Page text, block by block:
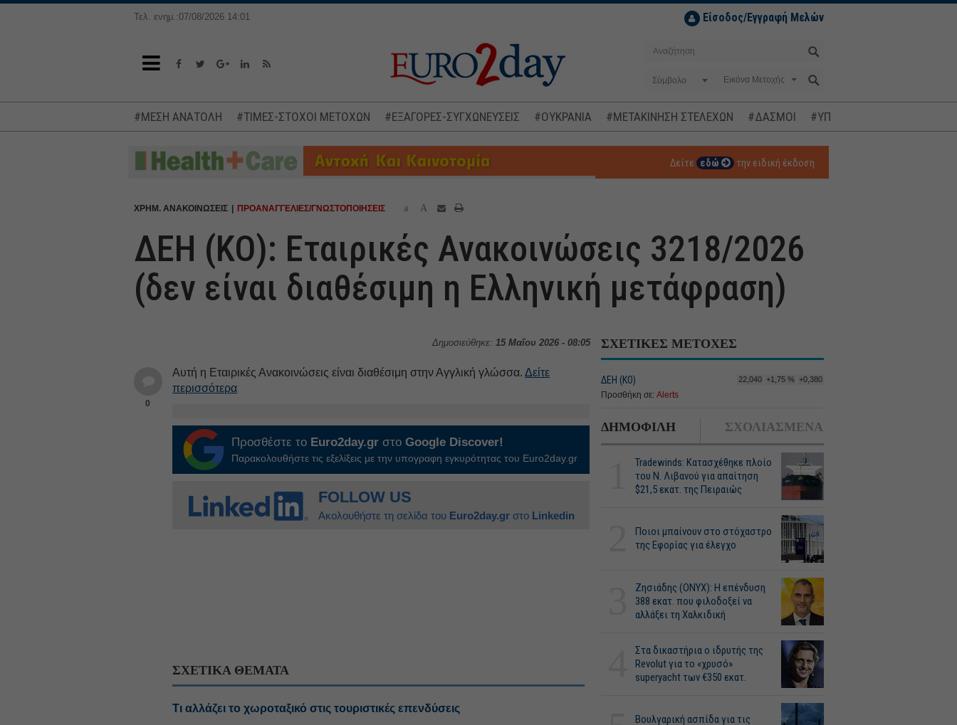
Τελ. ενημ.:07/08/2026 14:01 Είσοδος/Εγγραφή Μελών
Σύμβολο
#ΜΕΣΗ ΑΝΑΤΟΛΗ #ΤΙΜΕΣ-ΣΤΟΧΟΙ ΜΕΤΟΧΩΝ #ΕΞΑΓΟΡΕΣ-ΣΥΓΧΩΝΕΥΣΕΙΣ #ΟΥΚΡΑΝΙΑ #ΜΕΤΑΚΙΝΗΣΗ ΣΤΕΛΕΧΩΝ #ΔΑΣΜΟΙ #ΥΠΟΚΛΟΠΕΣ
Δείτε εδώ την ειδική έκδοση
ΧΡΗΜ. ΑΝΑΚΟΙΝΩΣΕΙΣ ΠΡΟΑΝΑΓΓΕΛΙΕΣ/ΓΝΩΣΤΟΠΟΙΗΣΕΙΣ a A
ΔΕΗ (ΚΟ): Εταιρικές Ανακοινώσεις 3218/2026
(δεν είναι διαθέσιμη η Ελληνική μετάφραση)
Δημοσιεύθηκε: 15 Μαΐου 2026 - 08:05
0
Αυτή η Εταιρικές Ανακοινώσεις είναι διαθέσιμη στην Αγγλική γλώσσα.Δείτε
περισσότερα
Προσθέστε το Euro2day.gr στοGoogle Discover!
Παρακολουθήστε τις εξελίξεις με την υπογραφη εγκυρότητας του Euro2day.gr
FOLLOW US
Ακολουθήστε τη σελίδα του Euro2day.gr στο Linkedin
ΣΧΕΤΙΚΑ ΘΕΜΑΤΑ
Τι αλλάζει το χωροταξικό στις τουριστικές επενδύσεις
ΣΧΕΤΙΚΕΣ ΜΕΤΟΧΕΣ
ΔΕΗ (ΚΟ) 22,040 +1,75 % +0,380
Προσθήκη σε: Alerts
ΔΗΜΟΦΙΛΗ ΣΧΟΛΙΑΣΜΕΝΑ
Tradewinds: Κατασχέθηκε πλοίο
του Ν. Λιβανού για απαίτηση
$21,5 εκατ. της Πειραιώς
Ποιοι μπαίνουν στο στόχαστρο
της Εφορίας για έλεγχο
Ζησιάδης (ONYX): Η επένδυση
388 εκατ. που φιλοδοξεί να
αλλάξει τη Χαλκιδική
Στα δικαστήρια ο ιδρυτής της
Revolut για το «χρυσό»
superyacht των €350 εκατ.
Βουλγαρική ασπίδα για τις